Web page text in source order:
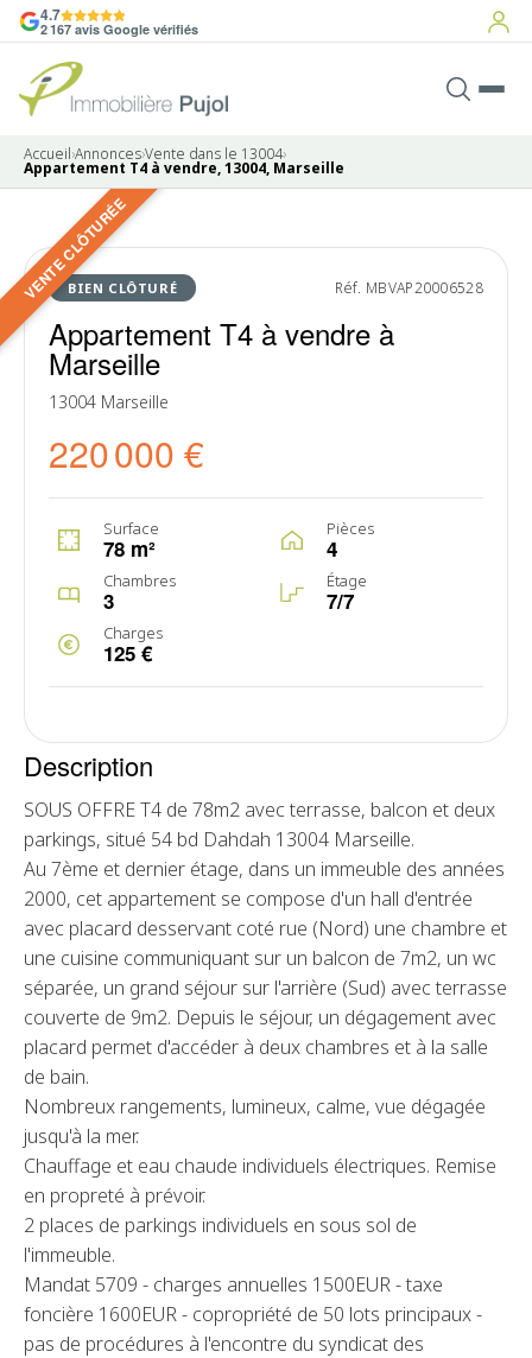
4.7
2 167 avis Google vérifiés
Accueil›Annonces›Vente dans le 13004›
Appartement T4 à vendre, 13004, Marseille
VENTE CLÔTURÉE
BIEN CLÔTURÉ Réf. MBVAP20006528
Appartement T4 à vendre à
Marseille
13004 Marseille
220 000 €
Surface
78 m²
Pièces
4
Chambres
3
Étage
7/7
Charges
125 €
VENDU
10 photos
Description
SOUS OFFRE T4 de 78m2 avec terrasse, balcon et deux
parkings, situé 54 bd Dahdah 13004 Marseille.
Au 7ème et dernier étage, dans un immeuble des années
2000, cet appartement se compose d'un hall d'entrée
avec placard desservant coté rue (Nord) une chambre et
une cuisine communiquant sur un balcon de 7m2, un wc
séparée, un grand séjour sur l'arrière (Sud) avec terrasse
couverte de 9m2. Depuis le séjour, un dégagement avec
placard permet d'accéder à deux chambres et à la salle
de bain.
Nombreux rangements, lumineux, calme, vue dégagée
jusqu'à la mer.
Chauffage et eau chaude individuels électriques. Remise
en propreté à prévoir.
2 places de parkings individuels en sous sol de
l'immeuble.
Mandat 5709 - charges annuelles 1500EUR - taxe
foncière 1600EUR - copropriété de 50 lots principaux -
pas de procédures à l'encontre du syndicat des